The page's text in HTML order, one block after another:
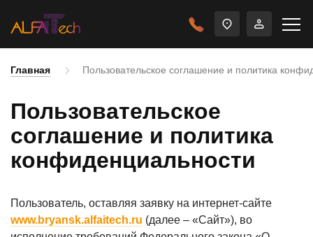
Главная Пользовательское соглашение и политика
Пользовательское
соглашение и политика
конфиденциальности
Пользователь, оставляя заявку на интернет-сайте
www.bryansk.alfaitech.ru (далее – «Сайт»), во